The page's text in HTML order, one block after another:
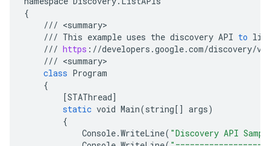
{
/// <summary
/// This example uses the discovery API to
/// https : //developers .google.com/discovery/v1
/// <summary
class Program
{
[STAThread]
static void Main(string[] args)
{
Console.WriteLine( "Discovery API